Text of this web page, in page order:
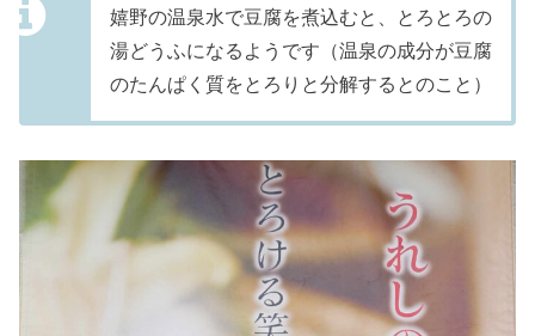
嬉野の温泉水で豆腐を煮込むと、とろとろの
湯どうふになるようです（温泉の成分が豆腐
のたんぱく質をとろりと分解するとのこと）